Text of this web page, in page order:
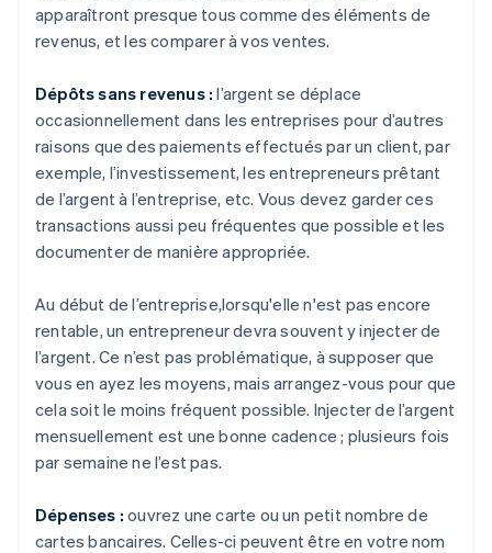
apparaîtront presque tous comme des éléments de
revenus, et les comparer à vos ventes.
Dépôts sans revenus : l’argent se déplace
occasionnellement dans les entreprises pour d’autres
raisons que des paiements effectués par un client, par
exemple, l’investissement, les entrepreneurs prêtant
de l’argent à l’entreprise, etc. Vous devez garder ces
transactions aussi peu fréquentes que possible et les
documenter de manière appropriée.
Au début de l’entreprise,lorsqu'elle n'est pas encore
rentable, un entrepreneur devra souvent y injecter de
l’argent. Ce n’est pas problématique, à supposer que
vous en ayez les moyens, mais arrangez-vous pour que
cela soit le moins fréquent possible. Injecter de l’argent
mensuellement est une bonne cadence ; plusieurs fois
par semaine ne l’est pas.
Dépenses : ouvrez une carte ou un petit nombre de
cartes bancaires. Celles-ci peuvent être en votre nom